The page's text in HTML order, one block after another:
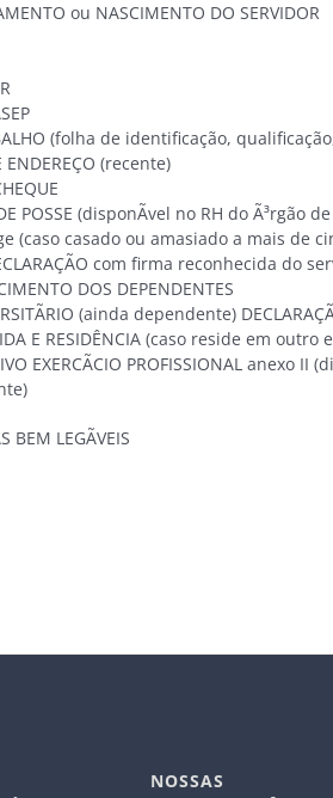
ou NASCIMENTO DO SERVIDOR
(folha de identificação,
ENDEREÇO (recente)
DE POSSE (disponÃ­vel no RH do Ã³rgão
(caso casado ou amasiado a mais de
com firma reconhecida do
DOS DEPENDENTES
(ainda dependente)
E RESIDÊNCIA (caso reside em
EXERCÃCIO PROFISSIONAL anexo
BEM LEGÃVEIS
NOSSAS